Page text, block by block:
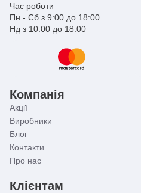
Час роботи
Пн - Сб з 9:00 до 18:00
Нд з 10:00 до 18:00
Компанія
Акції
Виробники
Блог
Контакти
Про нас
Клієнтам